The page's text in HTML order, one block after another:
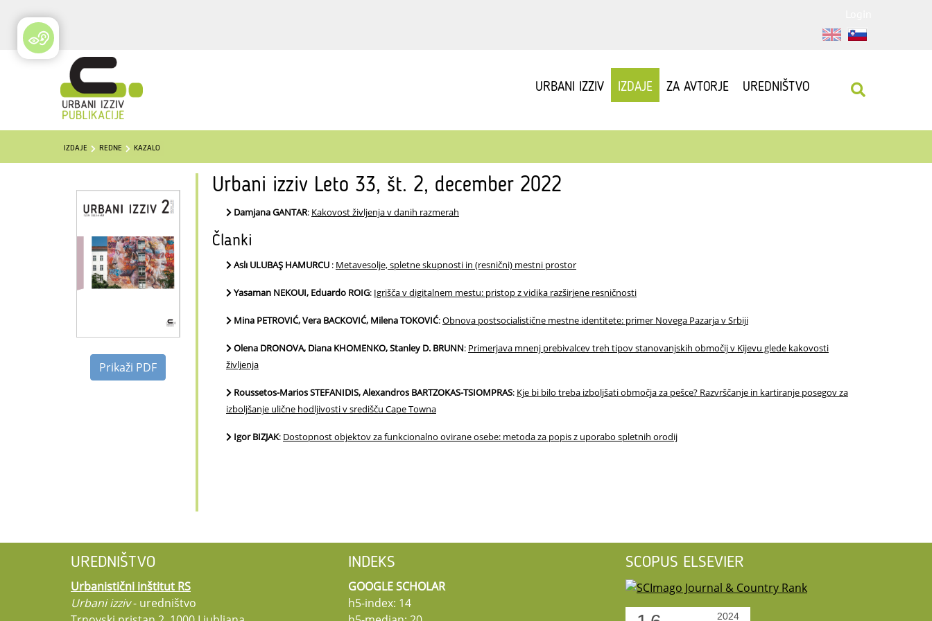
URBANI IZZIV IZDAJE ZA AVTORJE UREDNIŠTVO
IZDAJE REDNE KAZALO
Prikaži PDF
Urbani izziv Leto 33, št. 2, december 2022
Damjana GANTAR: Kakovost življenja v danih razmerah
Članki
Aslı ULUBAŞ HAMURCU : Metavesolje, spletne skupnosti in (resnični) mestni prostor
Yasaman NEKOUI, Eduardo ROIG: Igrišča v digitalnem mestu: pristop z vidika razširjene resničnosti
Mina PETROVIĆ, Vera BACKOVIĆ, Milena TOKOVIĆ:Obnova postsocialistične mestne identitete: primer Novega Pazarja v Srbiji
Olena DRONOVA, Diana KHOMENKO, Stanley D. BRUNN: Primerjava mnenj prebivalcev treh tipov stanovanjskih območij v Kijevu glede kakovosti
življenja
Roussetos-Marios STEFANIDIS, Alexandros BARTZOKAS-TSIOMPRAS: Kje bi bilo treba izboljšati območja za pešce? Razvrščanje in kartiranje posegov za
izboljšanje ulične hodljivosti v središču Cape Towna
Igor BIZJAK: Dostopnost objektov za funkcionalno ovirane osebe: metoda za popis z uporabo spletnih orodij
UREDNIŠTVO
Urbanistični inštitut RS
Urbani izziv- uredništvo
INDEKS
GOOGLE SCHOLAR
h5-index: 14
SCOPUS ELSEVIER
2024